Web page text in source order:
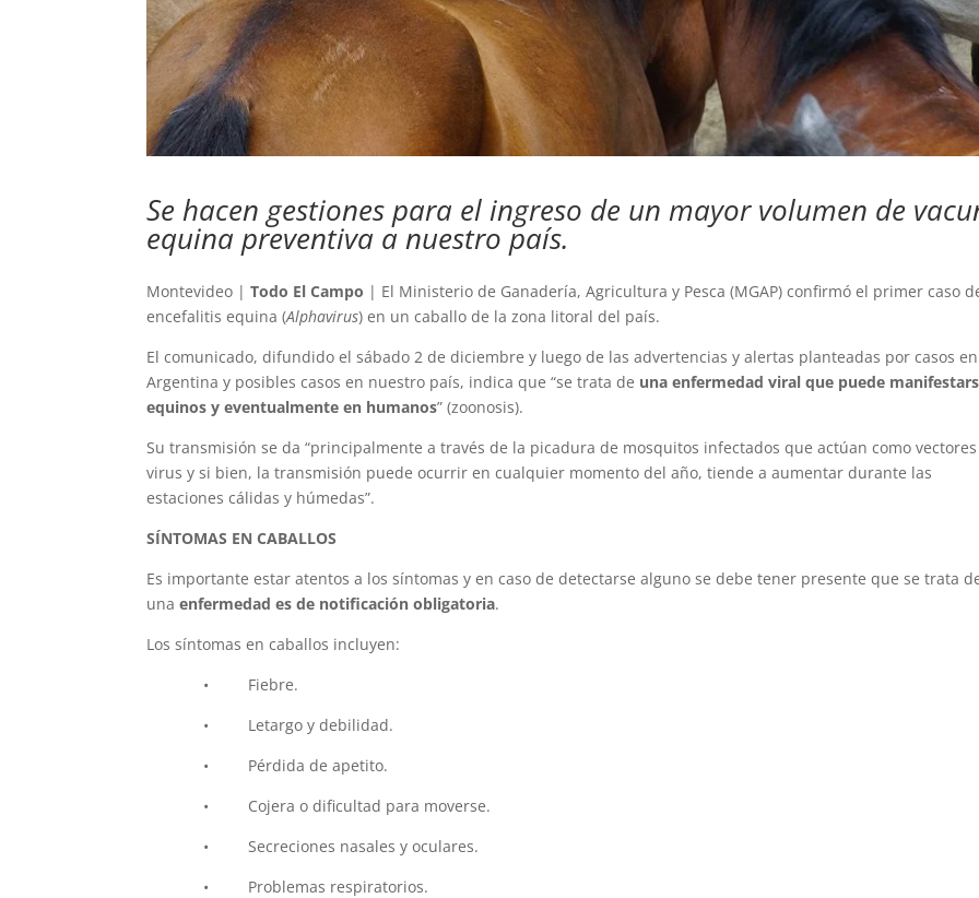
Se hacen gestiones para el ingreso de un mayor volumen de
equina preventiva a nuestro país.
Montevideo |Todo El Campo | El Ministerio de Ganadería, Agricultura y Pesca (MGAP) confirmó el primer caso
encefalitis equina (Alphavirus) en un caballo de la zona litoral del país.
El comunicado, difundido el sábado 2 de diciembre y luego de las advertencias y alertas planteadas por casos en
Argentina y posibles casos en nuestro país, indica que “se trata de una enfermedad viral que puede
equinos y eventualmente en humanos” (zoonosis).
Su transmisión se da “principalmente a través de la picadura de mosquitos infectados que actúan como
virus y si bien, la transmisión puede ocurrir en cualquier momento del año, tiende a aumentar durante las
estaciones cálidas y húmedas”.
SÍNTOMAS EN CABALLOS
Es importante estar atentos a los síntomas y en caso de detectarse alguno se debe tener presente que se trata
unaenfermedad es de notificación obligatoria.
Los síntomas en caballos incluyen:
• Fiebre.
• Letargo y debilidad.
• Pérdida de apetito.
• Cojera o dificultad para moverse.
• Secreciones nasales y oculares.
• Problemas respiratorios.